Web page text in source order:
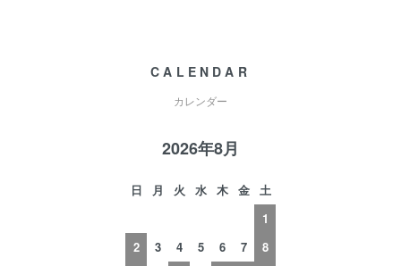
CALENDAR
カレンダー
2026年8月
日 月 火 水 木 金
土
1
2
3 4 5 6 7
8